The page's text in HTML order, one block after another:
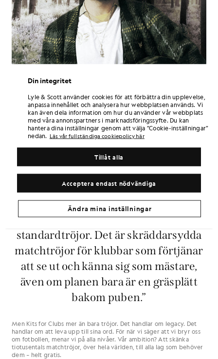
”Vi har inlett ett samarbete med
Sports Hub Group och Kosmico FC för
att se till att allt, från anpassning till
leverans, går smidigt. Det här är inga
standardtröjor. Det är skräddarsydda
matchtröjor för klubbar som förtjänar
att se ut och känna sig som mästare,
även om planen bara är en gräsplätt
bakom puben.”
Men Kits for Clubs mer än bara tröjor. Det handlar om legacy. Det
handlar om att leva upp till sina ord. För när vi säger att vi bryr oss
om fotbollen, menar vi på alla nivåer. Vår ambition? Att skänka
tiotusentals matchtröjor, över hela världen, till alla lag som behöver
dem – helt gratis.
Din integritet
Lyle & Scott använder cookies för att förbättra din upplevelse,
anpassa innehållet och analysera hur webbplatsen används. Vi
kan även dela information om hur du använder vår webbplats
med våra annonspartners i marknadsföringssyfte. Du kan
hantera dina inställningar genom att välja ”Cookie-inställningar”
nedan. Läs vår fullständiga cookiepolicy här
Acceptera endast nödvändiga
Tillåt alla
Ändra mina inställningar